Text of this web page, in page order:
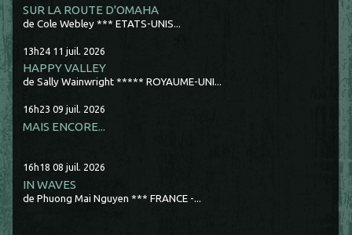
SUR LA ROUTE D'OMAHA
de Cole Webley *** ETATS-UNIS...
13h24 11 juil. 2026
HAPPY VALLEY
de Sally Wainwright ***** ROYAUME-UNI...
16h23 09 juil. 2026
MAIS ENCORE...
16h18 08 juil. 2026
IN WAVES
de Phuong Mai Nguyen *** FRANCE -...